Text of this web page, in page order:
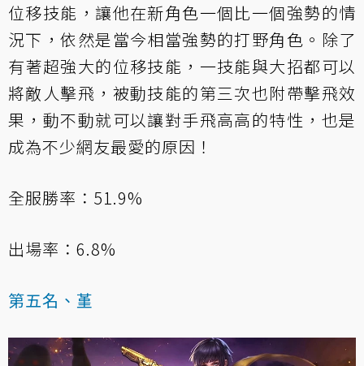
位移技能，讓他在新角色一個比一個強勢的情
況下，依然是當今相當強勢的打野角色。除了
有著超強大的位移技能，一技能與大招都可以
將敵人擊飛，被動技能的第三次也附帶擊飛效
果，動不動就可以讓對手飛高高的特性，也是
成為不少網友最愛的原因！
全服勝率：51.9%
出場率：6.8%
第五名、堇